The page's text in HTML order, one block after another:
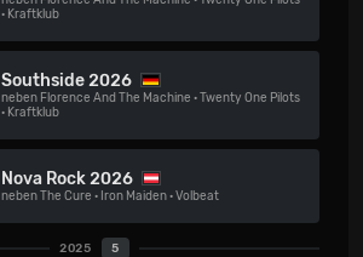
· Kraftklub
Southside 2026
neben Florence And The Machine ·Twenty One Pilots
· Kraftklub
Nova Rock 2026
nebenThe Cure · Iron Maiden·Volbeat
2025 5